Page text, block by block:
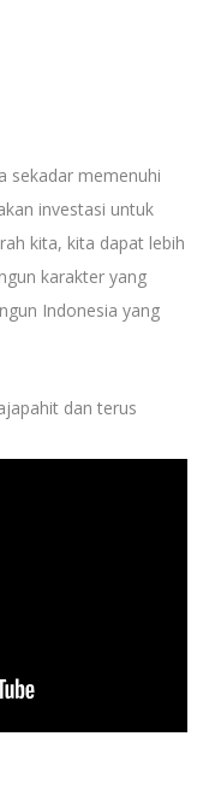
sekadar memenuhi
investasi untuk
kita, kita dapat lebih
karakter yang
Indonesia yang
dan terus